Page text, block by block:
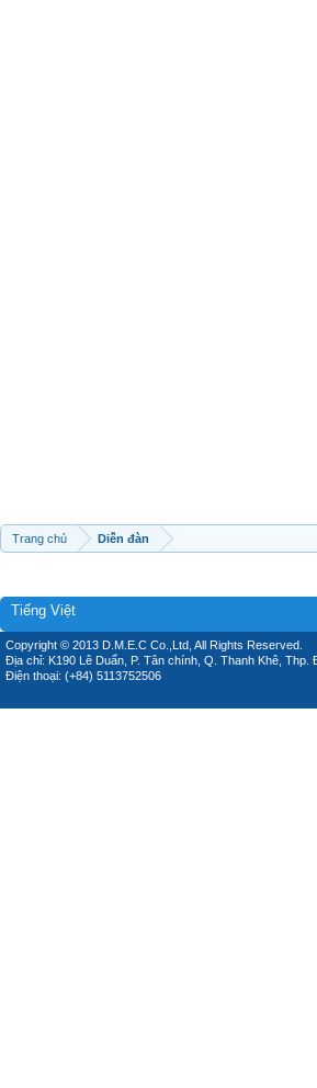
Trang chủ Diễn đàn
Tiếng Việt
Copyright © 2013 D.M.E.C Co.,Ltd, All Rights Reserved.
Địa chỉ: K190 Lê Duẩn, P. Tân chính, Q. Thanh Khê, Thp.
Điện thoại: (+84) 5113752506